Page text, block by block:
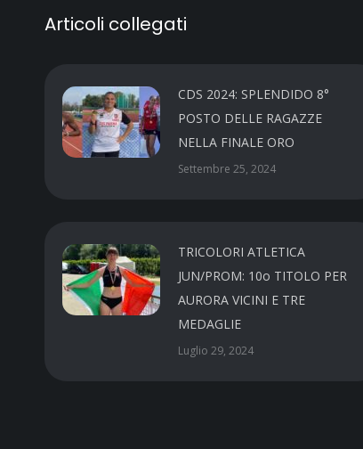
Articoli collegati
CDS 2024: SPLENDIDO 8°
POSTO DELLE RAGAZZE
NELLA FINALE ORO
Settembre 25, 2024
TRICOLORI ATLETICA
JUN/PROM: 10o TITOLO PER
AURORA VICINI E TRE
MEDAGLIE
Luglio 29, 2024